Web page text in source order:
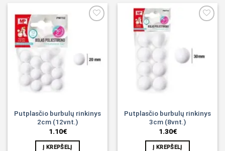
Putplasčio burbulų rinkinys
2cm (12vnt.)
1.10€
Į KREPŠELĮ
Putplasčio burbulų rinkinys
3cm (8vnt.)
1.30€
Į KREPŠELĮ